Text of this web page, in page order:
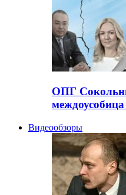
ОПГ
Видеообзоры